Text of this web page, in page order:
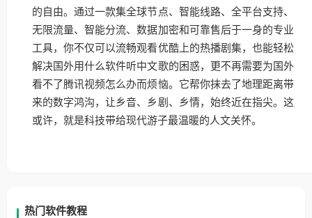
的自由。通过一款集全球节点、智能线路、全平台支持、
无限流量、智能分流、数据加密和可靠售后于一身的专业
工具，你不仅可以流畅观看优酷上的热播剧集，也能轻松
解决国外用什么软件听中文歌的困惑，更不再需要为国外
看不了腾讯视频怎么办而烦恼。它帮你抹去了地理距离带
来的数字鸿沟，让乡音、乡剧、乡情，始终近在指尖。这
或许，就是科技带给现代游子最温暖的人文关怀。
热门软件教程